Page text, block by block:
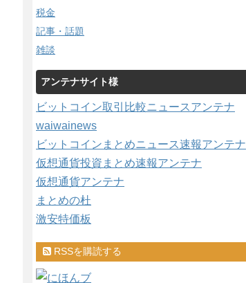
税金
記事・話題
雑談
アンテナサイト様
ビットコイン取引比較ニュースアンテナ
waiwainews
ビットコインまとめニュース速報アンテナ
仮想通貨投資まとめ速報アンテナ
仮想通貨アンテナ
まとめの杜
激安特価板
RSSを購読する